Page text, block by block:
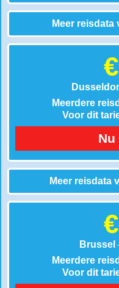
Meer reisdata
Meerdere
Voor dit
Meer reisdata
Brussel
Meerdere
Voor dit